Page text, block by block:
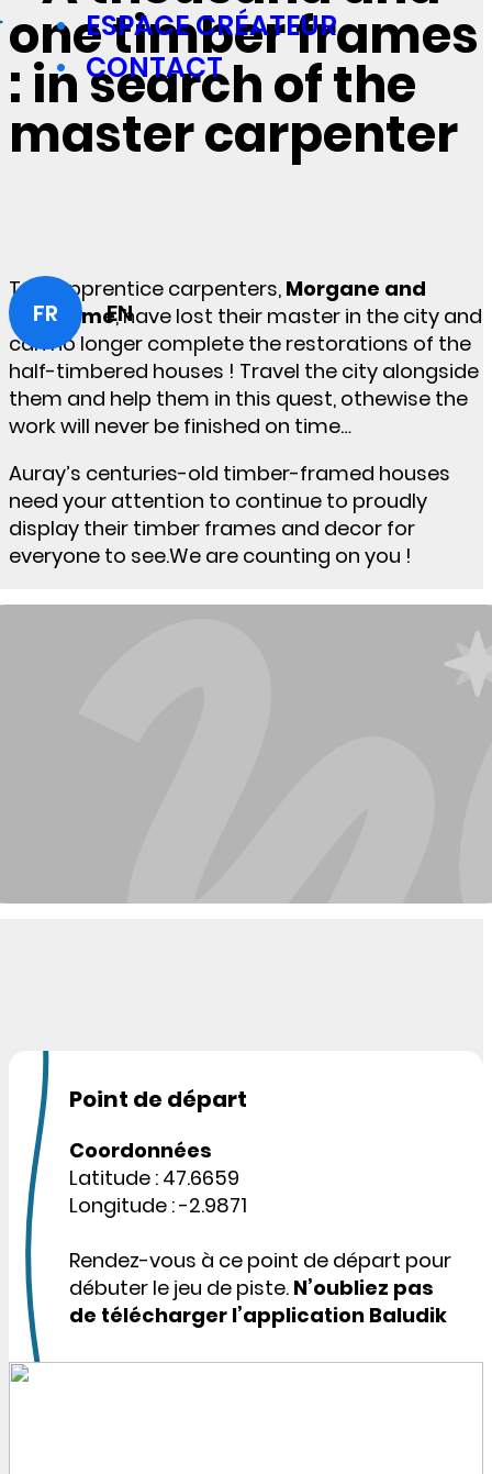
ESPACE CRÉATEUR
CONTACT
FR EN
one timber frames
: in search of the
master carpenter
Two apprentice carpenters, Morgane and
Guillaume, have lost their master in the city and
can no longer complete the restorations of the
half-timbered houses ! Travel the city alongside
them and help them in this quest, othewise the
work will never be finished on time…
Auray’s centuries-old timber-framed houses
need your attention to continue to proudly
display their timber frames and decor for
everyone to see.We are counting on you !
Point de départ
Coordonnées
Latitude : 47.6659
Longitude : -2.9871
Rendez-vous à ce point de départ pour
débuter le jeu de piste. N’oubliez pas
de télécharger l’application Baludik